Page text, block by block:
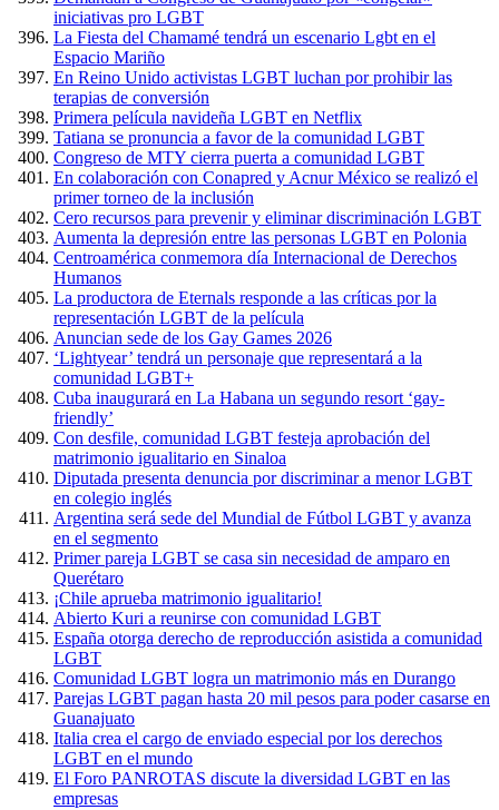
iniciativas pro LGBT
La Fiesta del Chamamé tendrá un escenario Lgbt en el
Espacio Mariño
En Reino Unido activistas LGBT luchan por prohibir las
terapias de conversión
Primera película navideña LGBT en Netflix
Tatiana se pronuncia a favor de la comunidad LGBT
Congreso de MTY cierra puerta a comunidad LGBT
En colaboración con Conapred y Acnur México se realizó el
primer torneo de la inclusión
Cero recursos para prevenir y eliminar discriminación LGBT
Aumenta la depresión entre las personas LGBT en Polonia
Centroamérica conmemora día Internacional de Derechos
Humanos
La productora de Eternals responde a las críticas por la
representación LGBT de la película
Anuncian sede de los Gay Games 2026
‘Lightyear’ tendrá un personaje que representará a la
comunidad LGBT+
Cuba inaugurará en La Habana un segundo resort ‘gay-
friendly’
Con desfile, comunidad LGBT festeja aprobación del
matrimonio igualitario en Sinaloa
Diputada presenta denuncia por discriminar a menor LGBT
en colegio inglés
Argentina será sede del Mundial de Fútbol LGBT y avanza
en el segmento
Primer pareja LGBT se casa sin necesidad de amparo en
Querétaro
¡Chile aprueba matrimonio igualitario!
Abierto Kuri a reunirse con comunidad LGBT
España otorga derecho de reproducción asistida a comunidad
LGBT
Comunidad LGBT logra un matrimonio más en Durango
Parejas LGBT pagan hasta 20 mil pesos para poder casarse en
Guanajuato
Italia crea el cargo de enviado especial por los derechos
LGBT en el mundo
El Foro PANROTAS discute la diversidad LGBT en las
empresas